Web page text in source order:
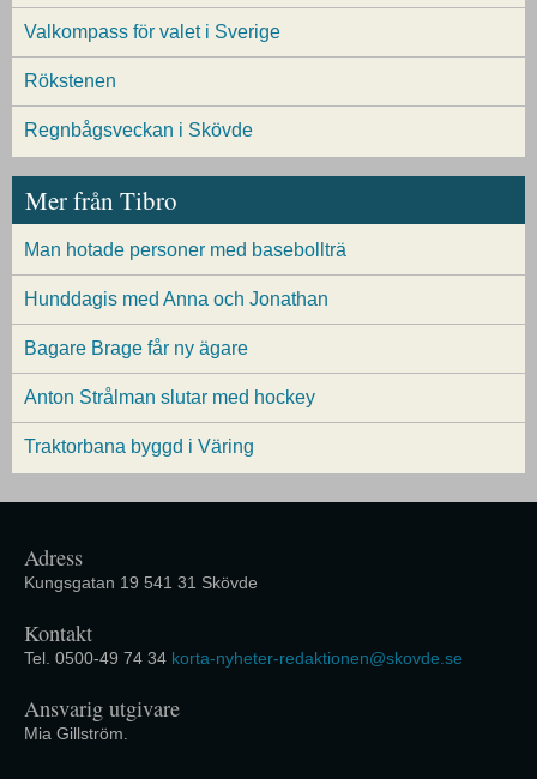
Valkompass för valet i Sverige
Rökstenen
Regnbågsveckan i Skövde
Mer från Tibro
Man hotade personer med basebollträ
Hunddagis med Anna och Jonathan
Bagare Brage får ny ägare
Anton Strålman slutar med hockey
Traktorbana byggd i Väring
Adress
Kungsgatan 19 541 31 Skövde
Kontakt
Tel. 0500-49 74 34 korta-nyheter-redaktionen@skovde.se
Ansvarig utgivare
Mia Gillström.